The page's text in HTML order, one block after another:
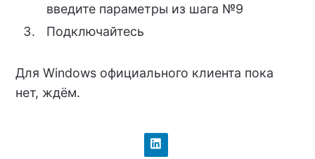
введите параметры из шага №9
Подключайтесь
Для Windows официального клиента пока
нет, ждём.